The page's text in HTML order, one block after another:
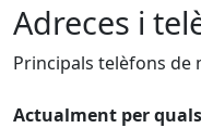
Adreces i
Principals telèfons de
Actualment per